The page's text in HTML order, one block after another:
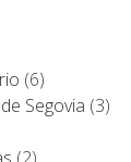
(6)
Segovia (3)